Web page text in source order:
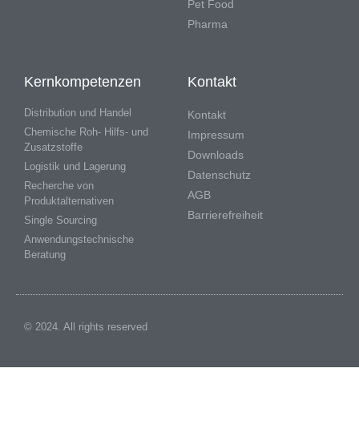
Pet Food
Pharma
Kernkompetenzen
Distribution und Handel
Chemische Roh- Hilfs- und
Zusatzstoffe
Logistik und Lagerung
Recherche von
Produktalternativen
Single Sourcing
Anwendungstechnische
Beratung
Kontakt
Kontakt
Impressum
Downloads
Datenschutz
AGB
Barrierefreiheit
© 2024. All rights reserved